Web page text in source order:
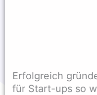
Erfolgreich
für Start-ups so